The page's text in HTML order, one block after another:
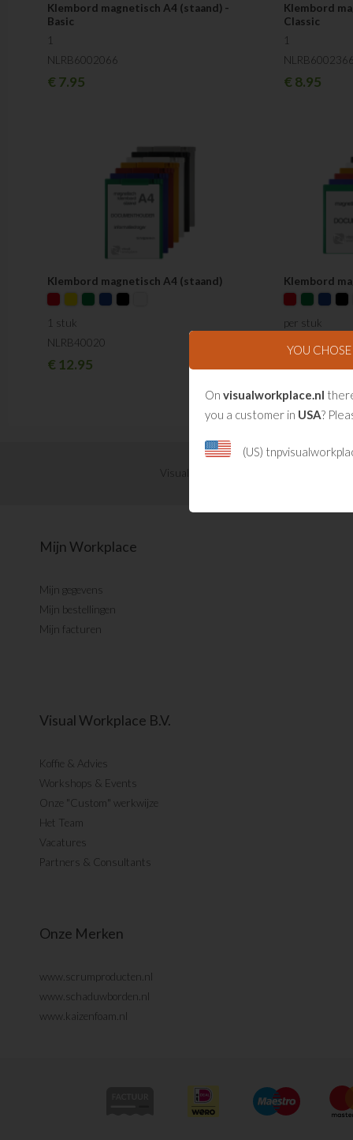
Klembord magnetisch A4 (staand) -
Basic
1
NLRB6002066
€7.95
Klembord
Classic
1
€8.95
Klembord magnetisch A4 (staand)
1 stuk
NLRB40020
€12.95
Klembord
per stuk
Visual Management updates ontvangen?
Mijn Workplace
Mijn gegevens
Mijn bestellingen
Mijn facturen
Visual Workplace B.V.
Koffie & Advies
Workshops & Events
Onze "Custom" werkwijze
Het Team
Vacatures
Partners & Consultants
Onze Merken
www.scrumproducten.nl
www.schaduwborden.nl
www.kaizenfoam.nl
YOU CHOSE
On visualworkplace.nl
you a customer in USA?
(US)